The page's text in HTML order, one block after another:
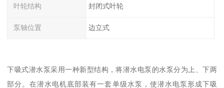
叶轮结构 封闭式叶轮
泵轴位置 边立式
下吸式潜水泵采用一种新型结构，将潜水电泵的水泵分为上、下两
部分。在潜水电机底部装有一套单级水泵，使潜水电泵形成下吸